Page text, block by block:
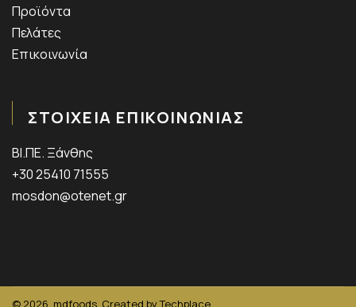
Προϊόντα
Πελάτες
Επικοινωνία
ΣΤΟΙΧΕΙΑ ΕΠΙΚΟΙΝΩΝΙΑΣ
ΒΙ.ΠΕ. Ξάνθης
+30 25410 71555
mosdon@otenet.gr
© 2026 mdfoods. Created byTechplace